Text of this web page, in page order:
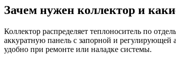
Зачем нужен коллектор и
Коллектор распределяет теплоноситель по
аккуратную панель с запорной и регулирующей
удобно при ремонте или наладке системы.